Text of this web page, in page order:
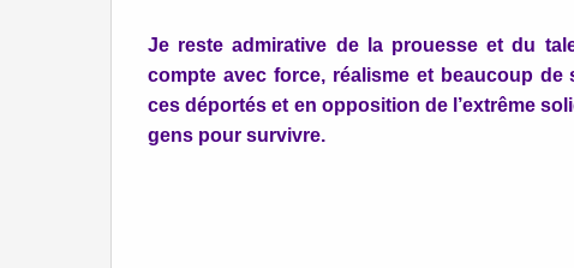
Je reste admirative de la prouesse et du
compte avec force, réalisme et beaucoup
ces déportés et en opposition de l’extrême
gens pour survivre.